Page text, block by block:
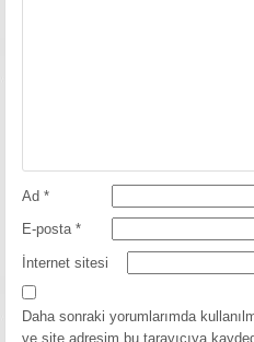
Ad*
E-posta*
İnternet sitesi
Daha sonraki yorumlarımda
ve site adresim bu tarayıcıya